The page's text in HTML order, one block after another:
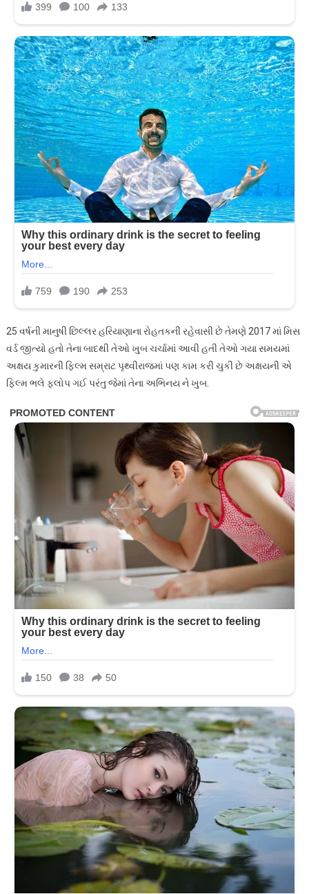
25 વર્ષની માનુષી છિલ્લર હરિયાણાના રોહતકની રહેવાસી છે તેમણે 2017 માં મિસ
વર્ડ જીત્યો હતો તેના બાદથી તેઓ ખુબ ચર્ચામાં આવી હતી તેઓ ગયા સમયમાં
અક્ષય કુમારની ફિલ્મ સમ્રાટ પૃથ્વીરાજમાં પણ કામ કરી ચુકી છે અક્ષયની એ
ફિલ્મ ભલે ફ્લોપ ગઈ પરંતુ જેમાં તેના અભિનય ને ખુબ.